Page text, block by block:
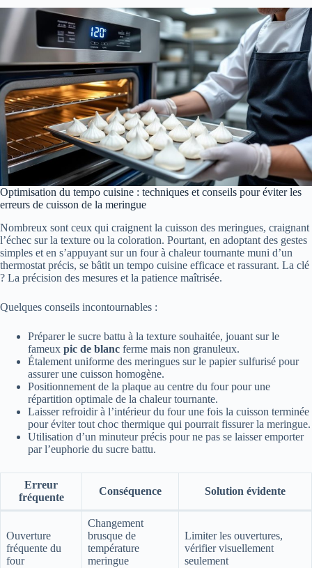
Optimisation du tempo cuisine : techniques et conseils pour éviter les
erreurs de cuisson de la meringue
Nombreux sont ceux qui craignent la cuisson des meringues, craignant
l’échec sur la texture ou la coloration. Pourtant, en adoptant des gestes
simples et en s’appuyant sur un four à chaleur tournante muni d’un
thermostat précis, se bâtit un tempo cuisine efficace et rassurant. La clé
? La précision des mesures et la patience maîtrisée.
Quelques conseils incontournables :
Préparer le sucre battu à la texture souhaitée, jouant sur le
fameux pic de blanc ferme mais non granuleux.
Étalement uniforme des meringues sur le papier sulfurisé pour
assurer une cuisson homogène.
Positionnement de la plaque au centre du four pour une
répartition optimale de la chaleur tournante.
Laisser refroidir à l’intérieur du four une fois la cuisson terminée
pour éviter tout choc thermique qui pourrait fissurer la meringue.
Utilisation d’un minuteur précis pour ne pas se laisser emporter
par l’euphorie du sucre battu.
Erreur
fréquente
Conséquence Solution évidente
Ouverture
fréquente du
four
Changement
brusque de
température
meringue
Limiter les ouvertures,
vérifier visuellement
seulement